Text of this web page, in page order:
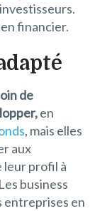
financier.
de
en
, mais elles
aux
leur profil à
business
entreprises en